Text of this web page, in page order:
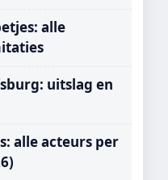
alle
uitslag en
alle acteurs per